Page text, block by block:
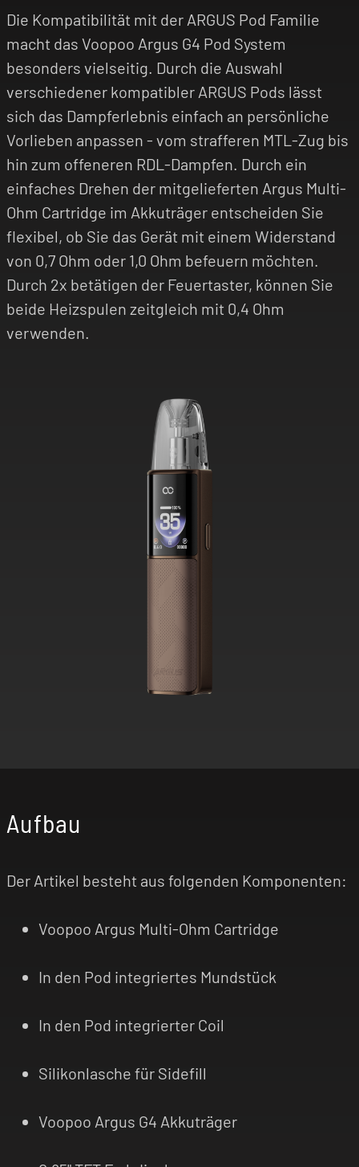
Die Kompatibilität mit der ARGUS Pod Familie
macht das Voopoo Argus G4 Pod System
besonders vielseitig. Durch die Auswahl
verschiedener kompatibler ARGUS Pods lässt
sich das Dampferlebnis einfach an persönliche
Vorlieben anpassen - vom strafferen MTL-Zug bis
hin zum offeneren RDL-Dampfen. Durch ein
einfaches Drehen der mitgelieferten Argus Multi-
Ohm Cartridge im Akkuträger entscheiden Sie
flexibel, ob Sie das Gerät mit einem Widerstand
von 0,7 Ohm oder 1,0 Ohm befeuern möchten.
Durch 2x betätigen der Feuertaster, können Sie
beide Heizspulen zeitgleich mit 0,4 Ohm
verwenden.
Aufbau
Der Artikel besteht aus folgenden Komponenten:
Voopoo Argus Multi-Ohm Cartridge
In den Pod integriertes Mundstück
In den Pod integrierter Coil
Silikonlasche für Sidefill
Voopoo Argus G4 Akkuträger